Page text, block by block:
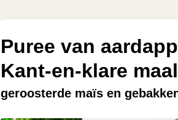
Puree van
Kant-en-klare
geroosterde maïs en